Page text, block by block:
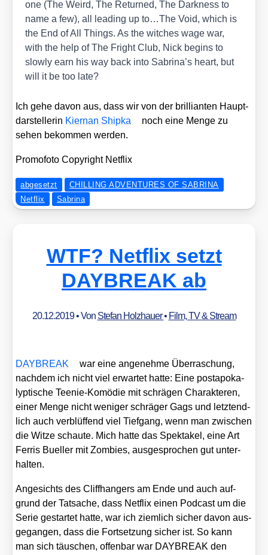
one (The Weird, The Retur­ned, The Dark­ness to
name a few), all lea­ding up to…The Void, which is
the End of All Things. As the wit­ches wage war,
with the help of The Fright Club, Nick beg­ins to
slow­ly earn his way back into Sabrina’s heart, but
will it be too late?
Ich gehe davon aus, dass wir von der bril­li­an­ten Haupt­
dar­stel­le­rin Kier­nan Ship­ka
noch eine Men­ge zu
sehen bekom­men wer­den.
Pro­mo­fo­to Copy­right Net­flix
abgesetzt
CHILLING ADVENTURES OF SABRINA
Netflix
Sabrina
WTF? Netflix setzt
DAYBREAK ab
20.12.2019• Von Stefan Holzhauer• Film, TV & Stream
DAYBREAK
war eine ange­neh­me Über­ra­schung,
nach­dem ich nicht viel erwar­tet hat­te: Eine post­apo­ka­
lyp­ti­sche Tee­nie-Komö­die mit schrä­gen Cha­rak­te­ren,
einer Men­ge nicht weni­ger schrä­ger Gags und letzt­end­
lich auch ver­blüf­fend viel Tief­gang, wenn man zwi­schen
die Wit­ze schau­te. Mich hat­te das Spek­ta­kel, eine Art
Fer­ris Buel­ler mit Zom­bies, aus­ge­spro­chen gut unter­
hal­ten.
Ange­sichts des Cliff­han­gers am Ende und auch auf­
grund der Tat­sa­che, dass Net­flix einen Pod­cast um die
Serie gestar­tet hat­te, war ich ziem­lich sicher davon aus­
ge­gan­gen, dass die Fort­set­zung sicher ist. So kann
man sich täu­schen, offen­bar war DAYBREAK den